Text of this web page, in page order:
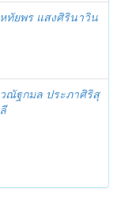
หทัยพร แสงศิรินาวิน
วณัฐกมล ประภาศิริสุ
ลี